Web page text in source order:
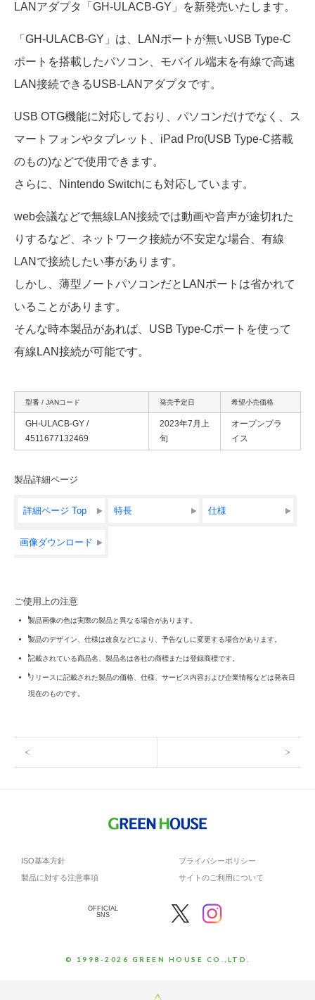
LANアダプタ「GH-ULACB-GY」を新発売いたします。
「GH-ULACB-GY」は、LANポートが無いUSB Type-C
ポートを搭載したパソコン、 モバイル端末を有線で高速
LAN接続できるUSB-LANアダプタです。
USB OTG機能に対応しており、パソコンだけでなく、ス
マートフォンやタブレット、 iPad Pro(USB Type-C搭載
のもの)などで使用できます。
さらに、Nintendo Switchにも対応しています。
web会議などで無線LAN接続では動画や音声が途切れた
りするなど、 ネットワーク接続が不安定な場合、有線
LANで接続したい事があります。
しかし、薄型ノートパソコンだとLANポートは省かれて
いることがあります。
そんな時本製品があれば、USB Type-Cポートを使って
有線LAN接続が可能です。
型番 / JANコード 発売予定日 希望小売価格
GH-ULACB-GY /
4511677132469
2023年7月上
旬
オープンプラ
イス
製品詳細ページ
詳細ページ Top 特長 仕様
画像ダウンロード
ご使用上の注意
製品画像の色は実際の製品と異なる場合があります。
製品のデザイン、仕様は改良などにより、予告なしに変更する場合があります。
記載されている商品名、製品名は各社の商標または登録商標です。
リリースに記載された製品の価格、仕様、サービス内容および企業情報などは発表日
現在のものです。
ISO基本方針
プライバシーポリシー
製品に対する注意事項
サイトのご利用について
OFFICIAL
SNS
© 1998-2026 GREEN HOUSE CO.,LTD.